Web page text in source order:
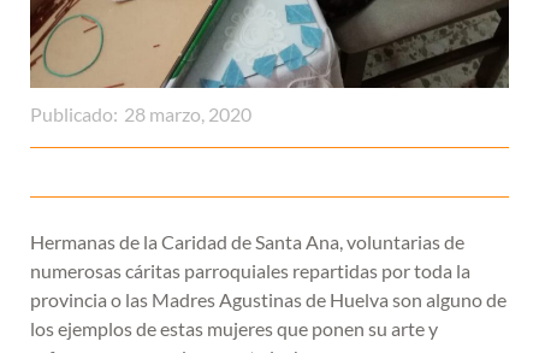
Publicado: 28 marzo, 2020
Hermanas de la Caridad de Santa Ana, voluntarias de
numerosas cáritas parroquiales repartidas por toda la
provincia o las Madres Agustinas de Huelva son alguno de
los ejemplos de estas mujeres que ponen su arte y